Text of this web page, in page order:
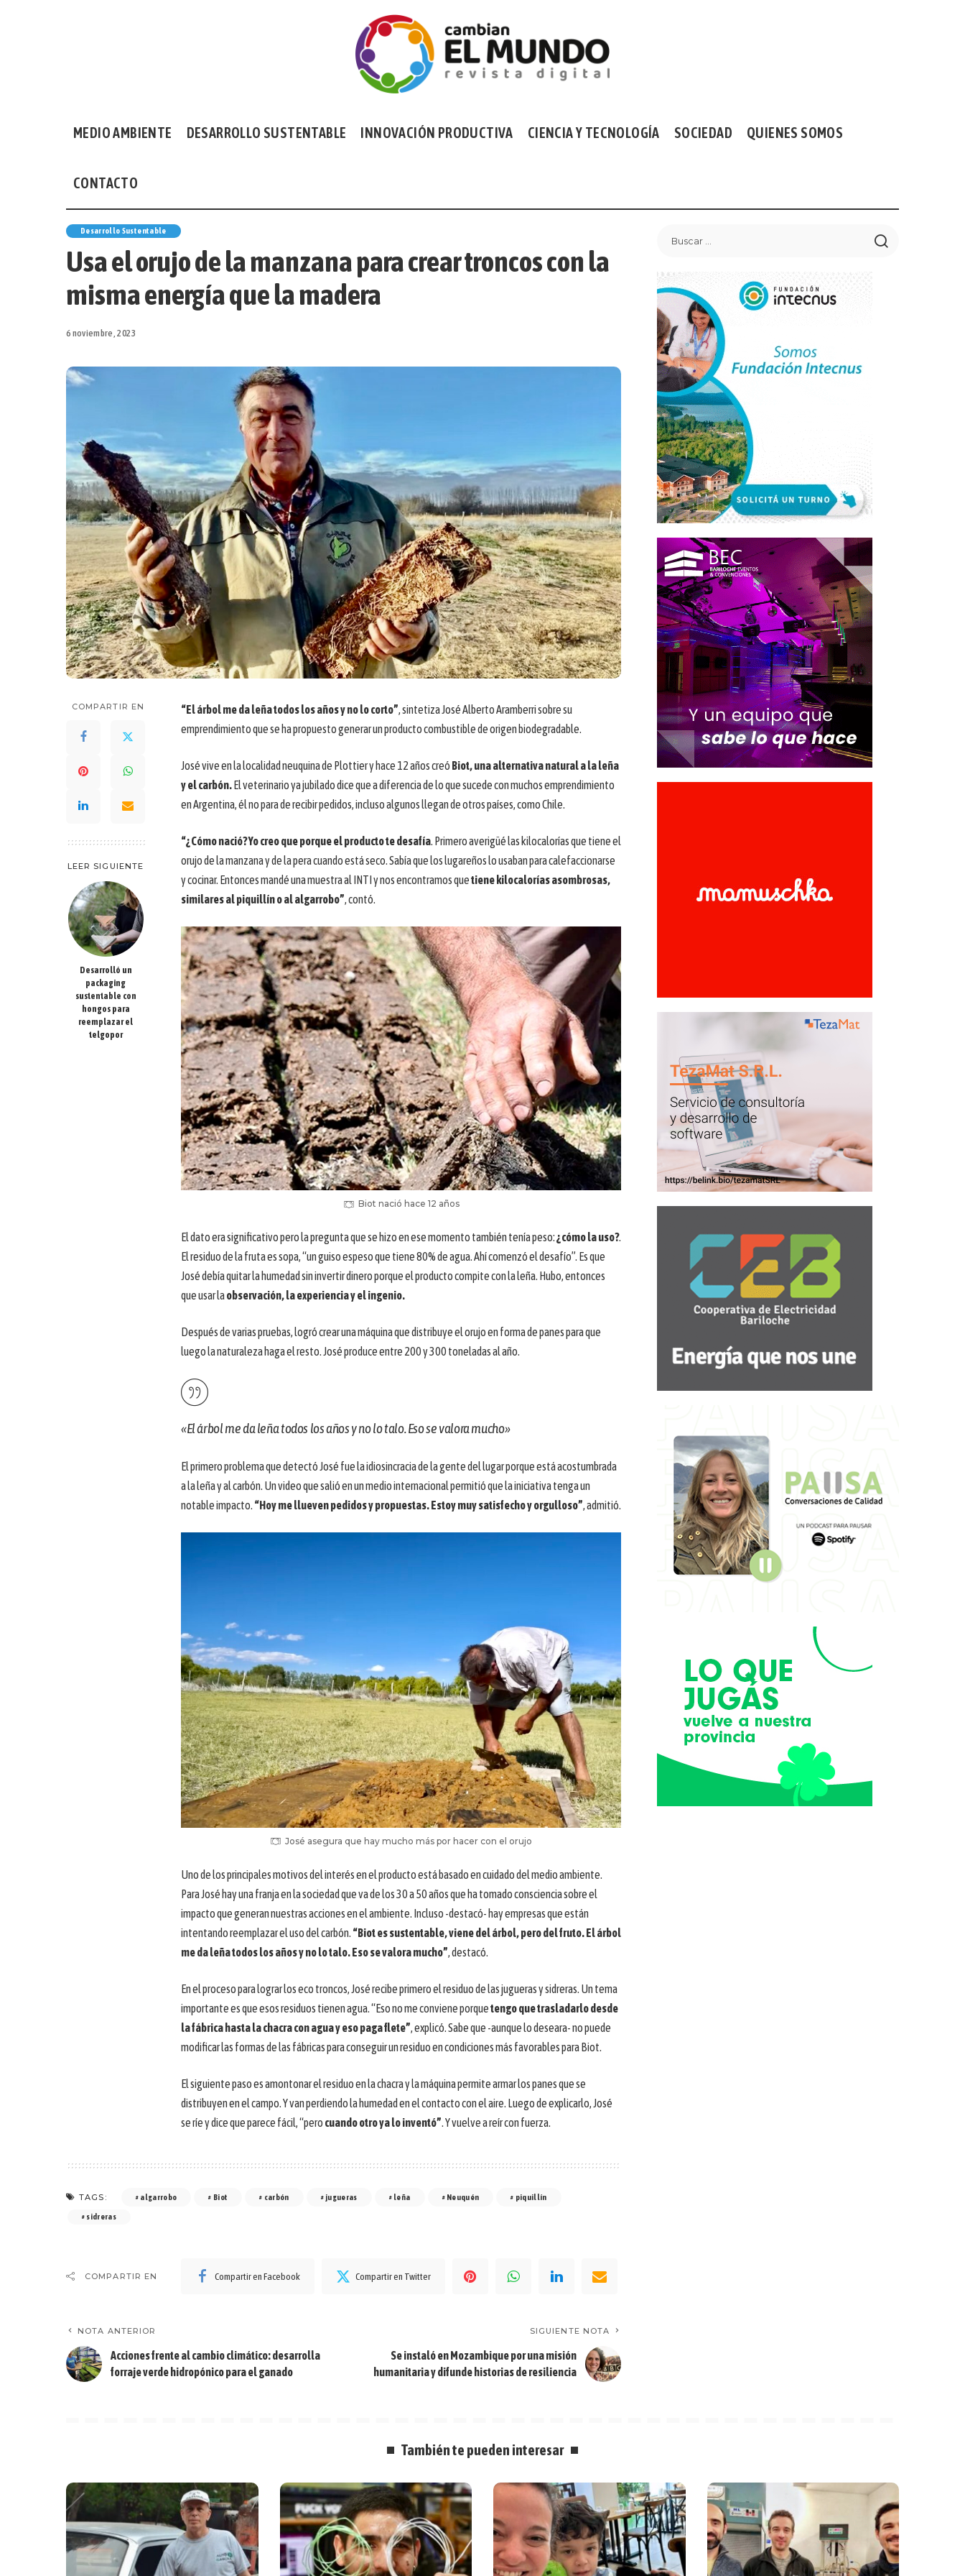
MEDIO AMBIENTE DESARROLLO SUSTENTABLE INNOVACIÓN PRODUCTIVA CIENCIA Y TECNOLOGÍA SOCIEDAD QUIENES SOMOS
CONTACTO
Desarrollo Sustentable
Usa el orujo de la manzana para crear troncos con la
misma energía que la madera
6 noviembre, 2023
COMPARTIR EN
LEER SIGUIENTE
Desarrolló un
packaging
sustentable con
hongos para
reemplazar el
telgopor
“El árbol me da leña todos los años y no lo corto” , sintetiza José Alberto Aramberri sobre su
emprendimiento que se ha propuesto generar un producto combustible de origen biodegradable.
José vive en la localidad neuquina de Plottier y hace 12 años creó Biot, una alternativa natural a la leña
y el carbón.El veterinario ya jubilado dice que a diferencia de lo que sucede con muchos emprendimiento
en Argentina, él no para de recibir pedidos, incluso algunos llegan de otros países, como Chile.
“¿Cómo nació? Yo creo que porque el producto te desafía . Primero averigüé las kilocalorías que tiene el
orujo de la manzana y de la pera cuando está seco. Sabía que los lugareños lo usaban para calefaccionarse
y cocinar. Entonces mandé una muestra al INTI y nos encontramos quetiene kilocalorías asombrosas,
similares al piquillín o al algarrobo” , contó.
Biot nació hace 12 años
El dato era significativo pero la pregunta que se hizo en ese momento también tenía peso:¿cómo la uso?.
El residuo de la fruta es sopa, “un guiso espeso que tiene 80% de agua. Ahí comenzó el desafío”. Es que
José debía quitar la humedad sin invertir dinero porque el producto compite con la leña. Hubo, entonces
que usar laobservación, la experiencia y el ingenio.
Después de varias pruebas, logró crear una máquina que distribuye el orujo en forma de panes para que
luego la naturaleza haga el resto. José produce entre 200 y 300 toneladas al año.
«El árbol me da leña todos los años y no lo talo. Eso se valora mucho»
El primero problema que detectó José fue la idiosincracia de la gente del lugar porque está acostumbrada
a la leña y al carbón. Un video que salió en un medio internacional permitió que la iniciativa tenga un
notable impacto. “Hoy me llueven pedidos y propuestas. Estoy muy satisfecho y orgulloso”, admitió.
José asegura que hay mucho más por hacer con el orujo
Uno de los principales motivos del interés en el producto está basado en cuidado del medio ambiente.
Para José hay una franja en la sociedad que va de los 30 a 50 años que ha tomado consciencia sobre el
impacto que generan nuestras acciones en el ambiente. Incluso -destacó- hay empresas que están
intentando reemplazar el uso del carbón. “Biot es sustentable, viene del árbol, pero del fruto. El árbol
me da leña todos los años y no lo talo. Eso se valora mucho”, destacó.
En el proceso para lograr los eco troncos, José recibe primero el residuo de las jugueras y sidreras. Un tema
importante es que esos residuos tienen agua. “Eso no me conviene porquetengo que trasladarlo desde
la fábrica hasta la chacra con agua y eso paga flete”, explicó. Sabe que -aunque lo deseara- no puede
modificar las formas de las fábricas para conseguir un residuo en condiciones más favorables para Biot.
El siguiente paso es amontonar el residuo en la chacra y la máquina permite armar los panes que se
distribuyen en el campo. Y van perdiendo la humedad en el contacto con el aire. Luego de explicarlo, José
se ríe y dice que parece fácil, “pero cuando otro ya lo inventó”. Y vuelve a reír con fuerza.
TAGS: algarrobo Biot carbón jugueras leña Neuquén piquillín
sidreras
COMPARTIR EN Compartir en Facebook Compartir en Twitter
NOTA ANTERIOR
Acciones frente al cambio climático: desarrolla
forraje verde hidropónico para el ganado
SIGUIENTE NOTA
Se instaló en Mozambique por una misión
humanitaria y difunde historias de resiliencia
También te pueden interesar